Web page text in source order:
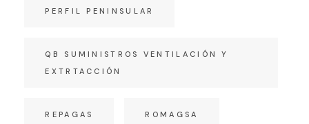
PERFIL PENINSULAR
QB SUMINISTROS VENTILACIÓN Y
EXTRTACCIÓN
REPAGAS ROMAGSA